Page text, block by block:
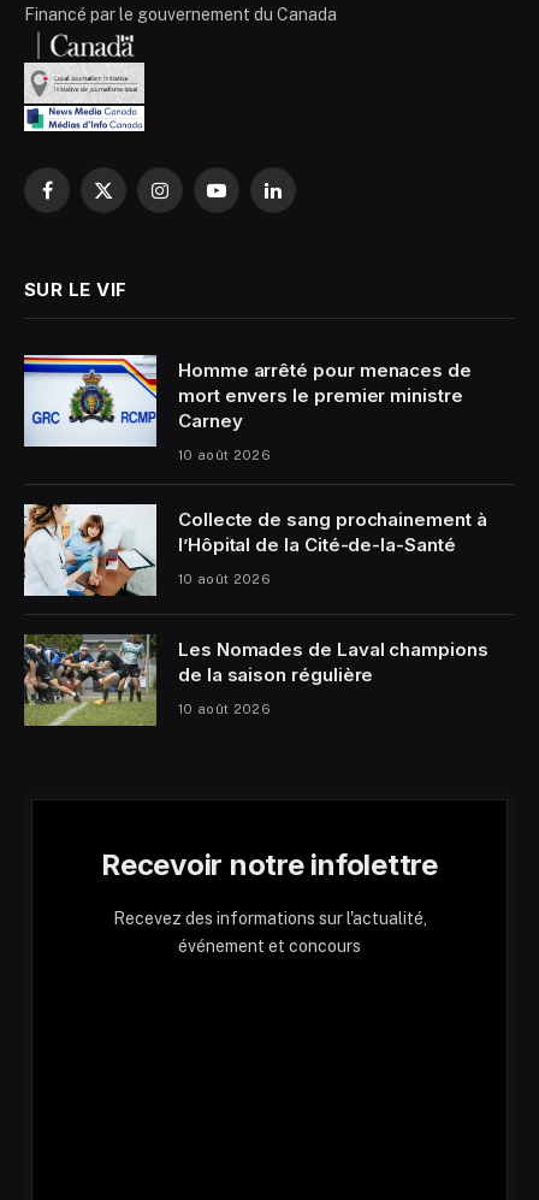
Financé par le gouvernement du Canada
Facebook
X
InstagramYouTubeLinkedIn
SUR LE VIF
Homme arrêté pour menaces de
mort envers le premier ministre
Carney
10 août 2026
Collecte de sang prochainement à
l’Hôpital de la Cité-de-la-Santé
10 août 2026
Les Nomades de Laval champions
de la saison régulière
10 août 2026
Recevoir notre infolettre
Recevez des informations sur l'actualité,
événement et concours